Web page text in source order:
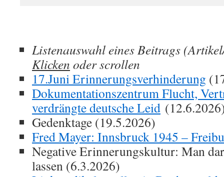
Listenauswahl eines Beitrags
Klicken oder scrollen
17.Juni Erinnerungsverhinderung
Dokumentationszentrum Flucht,
verdrängte deutsche Leid
Gedenktage (19.5.2026)
Fred Mayer: Innsbruck 1945 –
Negative Erinnerungskultur: Man
lassen (6.3.2026)